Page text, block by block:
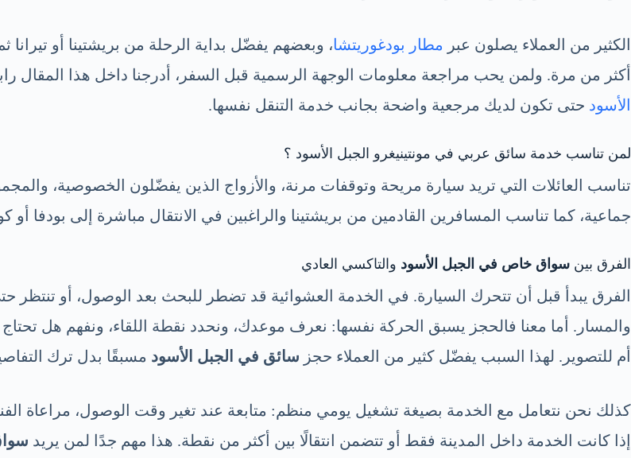
الكثير من العملاء يصلون عبر مطار بودغوريتشا، وبعضهم يفضّل بداية الرحلة من بريشتينا أو
أكثر من مرة. ولمن يحب مراجعة معلومات الوجهة الرسمية قبل السفر، أدرجنا داخل هذا المقال
الأسود حتى تكون لديك مرجعية واضحة بجانب خدمة التنقل نفسها.
لمن تناسب خدمة سائق عربي في مونتينيغرو الجبل الأسود ؟
تناسب العائلات التي تريد سيارة مريحة وتوقفات مرنة، والأزواج الذين يفضّلون الخصوصية،
جماعية، كما تناسب المسافرين القادمين من بريشتينا والراغبين في الانتقال مباشرة إلى بودفا أو
الفرق بين سواق خاص في الجبل الأسود والتاكسي العادي
الفرق يبدأ قبل أن تتحرك السيارة. في الخدمة العشوائية قد تضطر للبحث بعد الوصول، أو
والمسار. أما معنا فالحجز يسبق الحركة نفسها: نعرف موعدك، ونحدد نقطة اللقاء، ونفهم هل تحتاج
أم للتصوير. لهذا السبب يفضّل كثير من العملاء حجز سائق في الجبل الأسود مسبقًا بدل ترك
كذلك نحن نتعامل مع الخدمة بصيغة تشغيل يومي منظم: متابعة عند تغير وقت الوصول، مراعاة
إذا كانت الخدمة داخل المدينة فقط أو تتضمن انتقالًا بين أكثر من نقطة. هذا مهم جدًا لمن يريد